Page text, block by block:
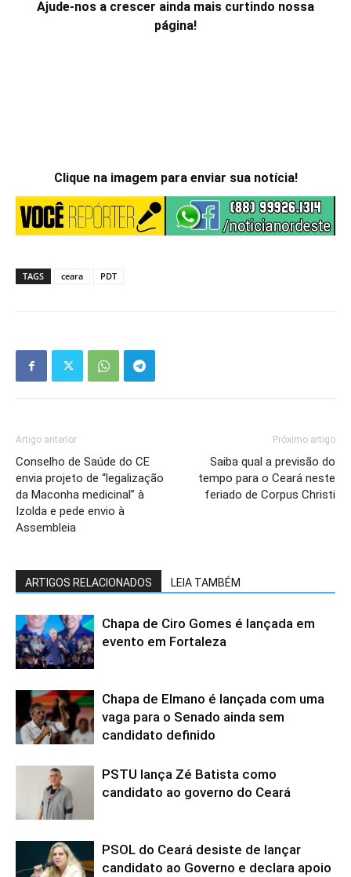
Ajude-nos a crescer ainda mais curtindo nossa
página!
Clique na imagem para enviar sua notícia!
TAGS ceara PDT
Artigo anterior
Conselho de Saúde do CE
envia projeto de “legalização
da Maconha medicinal” à
Izolda e pede envio à
Assembleia
Próximo artigo
Saiba qual a previsão do
tempo para o Ceará neste
feriado de Corpus Christi
ARTIGOS RELACIONADOS LEIA TAMBÉM
Chapa de Ciro Gomes é lançada em
evento em Fortaleza
Chapa de Elmano é lançada com uma
vaga para o Senado ainda sem
candidato definido
PSTU lança Zé Batista como
candidato ao governo do Ceará
PSOL do Ceará desiste de lançar
candidato ao Governo e declara apoio